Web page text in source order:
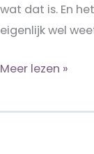
wat dat is. En
eigenlijk wel
Wat
echt
Meer lezen »